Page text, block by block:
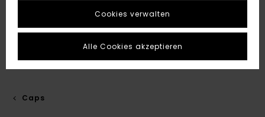
Caps
Cookies verwalten
Alle Cookies akzeptieren